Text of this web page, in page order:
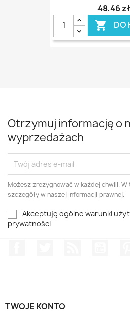
48,46 zł
 DO
Otrzymuj informację o
wyprzedażach
Możesz zrezygnować w każdej chwili.
szczegóły w naszej informacji prawnej.
Akceptuję ogólne warunki
prywatności
TWOJE KONTO